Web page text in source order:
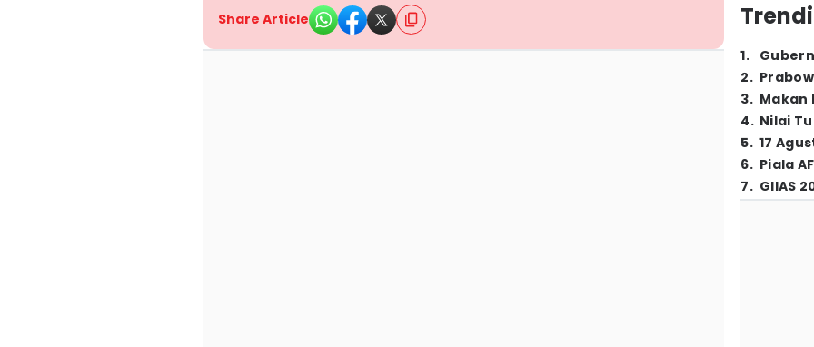
Share Article
1.
2.
3. Makan
4. Nilai
5. 17
6. Piala
7. GIIAS